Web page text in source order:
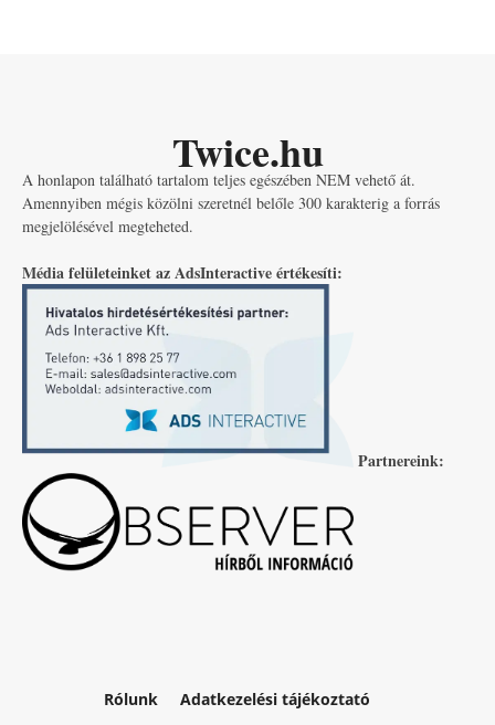
Twice.hu
A honlapon található tartalom teljes egészében NEM vehető át.
Amennyiben mégis közölni szeretnél belőle 300 karakterig a forrás
megjelölésével megteheted.
Média felületeinket az AdsInteractive értékesíti:
Partnereink:
Rólunk
Adatkezelési tájékoztató